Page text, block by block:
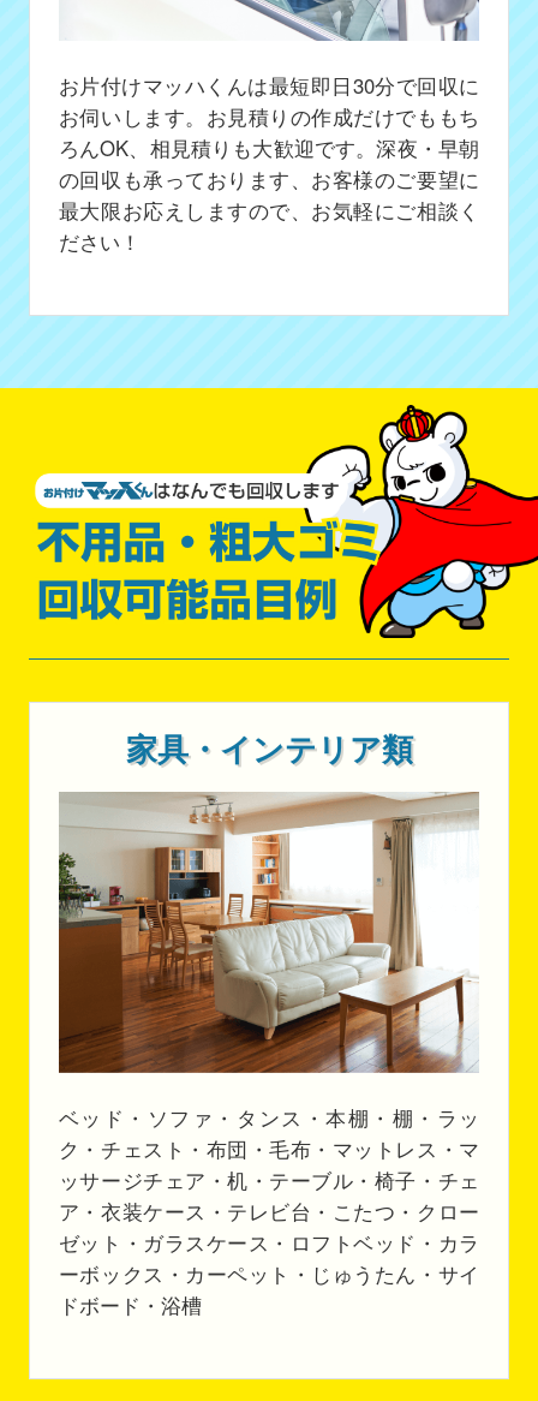
お片付けマッハくんは最短即日30分で回収に
お伺いします。お見積りの作成だけでももち
ろんOK、相見積りも大歓迎です。深夜・早朝
の回収も承っております、お客様のご要望に
最大限お応えしますので、お気軽にご相談く
ださい！
家具・インテリア類
ベッド・ソファ・タンス・本棚・棚・ラッ
ク・チェスト・布団・毛布・マットレス・マ
ッサージチェア・机・テーブル・椅子・チェ
ア・衣装ケース・テレビ台・こたつ・クロー
ゼット・ガラスケース・ロフトベッド・カラ
ーボックス・カーペット・じゅうたん・サイ
ドボード・浴槽